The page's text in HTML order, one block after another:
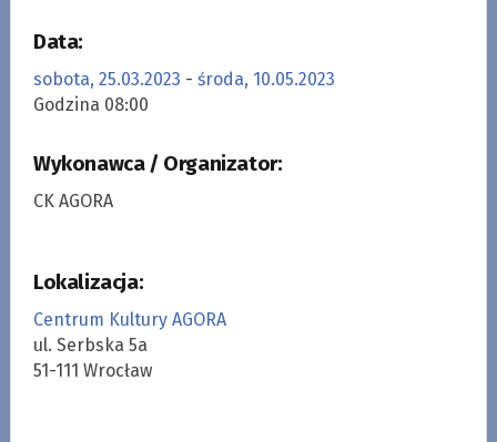
Data:
sobota, 25.03.2023 - środa, 10.05.2023
Godzina 08:00
Wykonawca / Organizator:
CK AGORA
Lokalizacja:
Centrum Kultury AGORA
ul. Serbska 5a
51-111 Wrocław